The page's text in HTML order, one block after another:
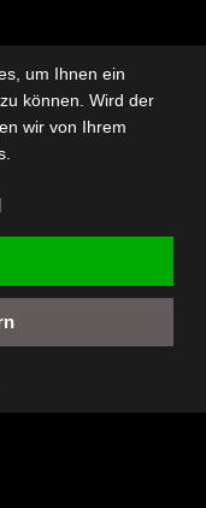
um Ihnen ein
können. Wird der
wir von Ihrem